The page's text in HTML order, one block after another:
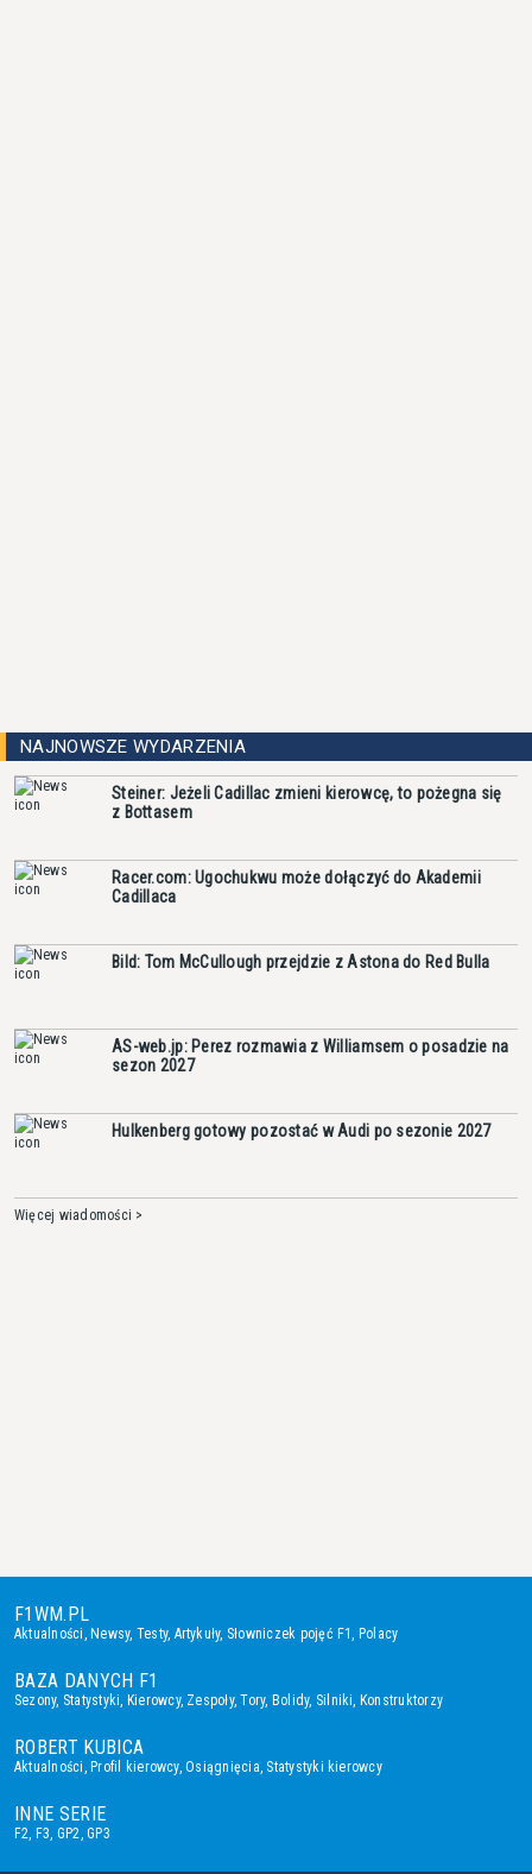
NAJNOWSZE WYDARZENIA
Steiner: Jeżeli Cadillac zmieni kierowcę, to pożegna się
z Bottasem
Racer.com: Ugochukwu może dołączyć do Akademii
Cadillaca
Bild: Tom McCullough przejdzie z Astona do Red Bulla
AS-web.jp: Perez rozmawia z Williamsem o posadzie na
sezon 2027
Hulkenberg gotowy pozostać w Audi po sezonie 2027
Więcej wiadomości >
F1WM.PL
Aktualności, Newsy, Testy, Artykuły, Słowniczek pojęć F1, Polacy
BAZA DANYCH F1
Sezony, Statystyki, Kierowcy, Zespoły,Tory, Bolidy, Silniki, Konstruktorzy
ROBERT KUBICA
Aktualności, Profil kierowcy,Osiągnięcia, Statystyki kierowcy
INNE SERIE
F2, F3, GP2,GP3